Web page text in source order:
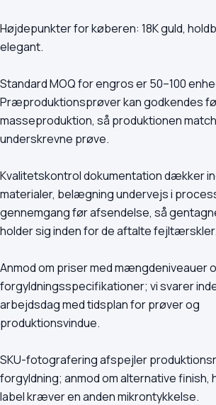
Højdepunkter for køberen: 18K guld,
elegant.
Standard MOQ for engros er 50–100
Præproduktionsprøver kan godkendes
masseproduktion, så produktionen
underskrevne prøve.
Kvalitetskontrol dokumentation dækker
materialer, belægning undervejs i
gennemgang før afsendelse, så
holder sig inden for de aftalte fejltærskler.
Anmod om priser med mængdeniveauer
forgyldningsspecifikationer; vi svarer
arbejdsdag med tidsplan for prøver og
produktionsvindue.
SKU-fotografering afspejler
forgyldning; anmod om alternative finish,
label kræver en anden mikrontykkelse.